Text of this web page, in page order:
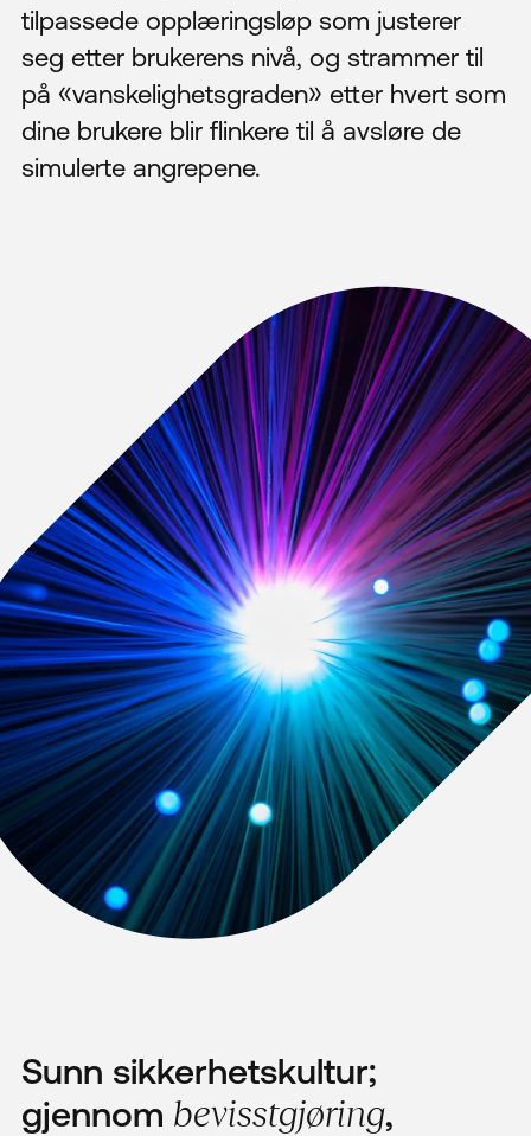
tilpassede opplæringsløp som justerer
seg etter brukerens nivå, og strammer til
på «vanskelighetsgraden» etter hvert som
dine brukere blir flinkere til å avsløre de
simulerte angrepene.
Sunn sikkerhetskultur;
gjennom bevisstgjøring,